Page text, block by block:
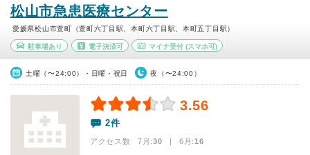
松山市急患医療センター
愛媛県松山市萱町（萱町六丁目駅、本町六丁目駅、本町五丁目駅）
駐車場あり 電子決済可 マイナ受付 (スマホ可)
土曜（〜24:00）・日曜・祝日 夜（〜24:00）
3.56
2件
アクセス数 7月:30 | 6月:16